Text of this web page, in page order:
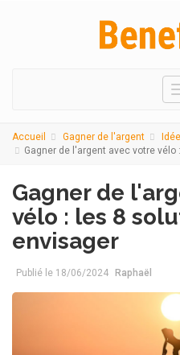
Accueil Gagner de l'argent
Gagner de l'argent avec votre
Gagner de
vélo : les 8
envisager
Publié le 18/06/2024 Raphaël